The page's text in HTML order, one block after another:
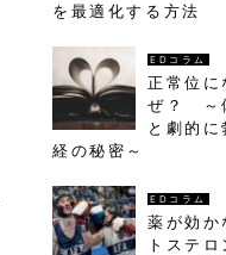
を最適化する方法
EDコラム
正常位に
ぜ？ ～
と劇的
経の秘密～
EDコラム
薬が効か
トステ